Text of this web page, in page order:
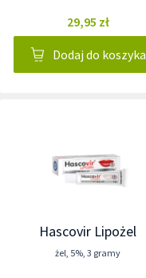
29,95 zł
Dodaj do koszyka
Hascovir Lipożel
żel, 5%, 3 gramy